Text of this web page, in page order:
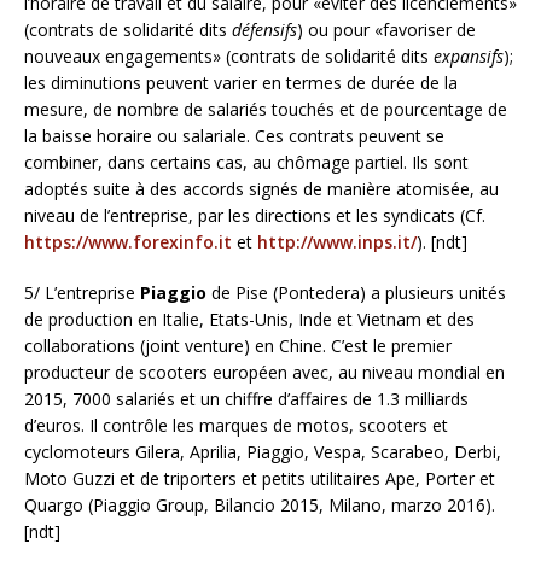
(contrats de solidarité dits défensifs) ou pour «favoriser de
nouveaux engagements» (contrats de solidarité dits expansifs);
les diminutions peuvent varier en termes de durée de la
mesure, de nombre de salariés touchés et de pourcentage de
la baisse horaire ou salariale. Ces contrats peuvent se
combiner, dans certains cas, au chômage partiel. Ils sont
adoptés suite à des accords signés de manière atomisée, au
niveau de l’entreprise, par les directions et les syndicats (Cf.
https://www.forexinfo.it et http://www.inps.it/). [ndt]
5/ L’entreprise Piaggio de Pise (Pontedera) a plusieurs unités
de production en Italie, Etats-Unis, Inde et Vietnam et des
collaborations (joint venture) en Chine. C’est le premier
producteur de scooters européen avec, au niveau mondial en
2015, 7000 salariés et un chiffre d’affaires de 1.3 milliards
d’euros. Il contrôle les marques de motos, scooters et
cyclomoteurs Gilera, Aprilia, Piaggio, Vespa, Scarabeo, Derbi,
Moto Guzzi et de triporters et petits utilitaires Ape, Porter et
Quargo (Piaggio Group, Bilancio 2015, Milano, marzo 2016).
[ndt]